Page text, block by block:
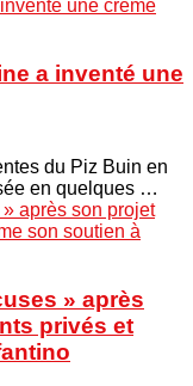
a inventé une
du Piz Buin en
en quelques …
» après
privés et